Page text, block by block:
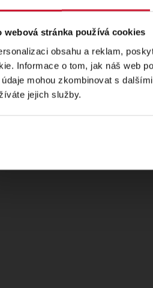
webová stránka používá cookies
obsahu a reklam,
Informace o tom, jak náš web
mohou zkombinovat s
jejich služby.
Velké synagogy.
prohlídky není návštěva
synagogy
Plzeň